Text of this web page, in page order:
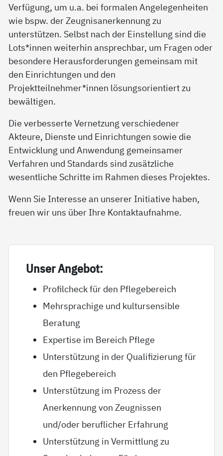
Verfügung, um u.a. bei formalen Angelegenheiten
wie bspw. der Zeugnisanerkennung zu
unterstützen. Selbst nach der Einstellung sind die
Lots*innen weiterhin ansprechbar, um Fragen oder
besondere Herausforderungen gemeinsam mit
den Einrichtungen und den
Projektteilnehmer*innen lösungsorientiert zu
bewältigen.
Die verbesserte Vernetzung verschiedener
Akteure, Dienste und Einrichtungen sowie die
Entwicklung und Anwendung gemeinsamer
Verfahren und Standards sind zusätzliche
wesentliche Schritte im Rahmen dieses Projektes.
Wenn Sie Interesse an unserer Initiative haben,
freuen wir uns über Ihre Kontaktaufnahme.
Un­ser An­ge­bot:
Profilcheck für den Pflegebereich
Mehrsprachige und kultursensible
Beratung
Expertise im Bereich Pflege
Unterstützung in der Qualifizierung für
den Pflegebereich
Unterstützung im Prozess der
Anerkennung von Zeugnissen
und/oder beruflicher Erfahrung
Unterstützung in Vermittlung zu